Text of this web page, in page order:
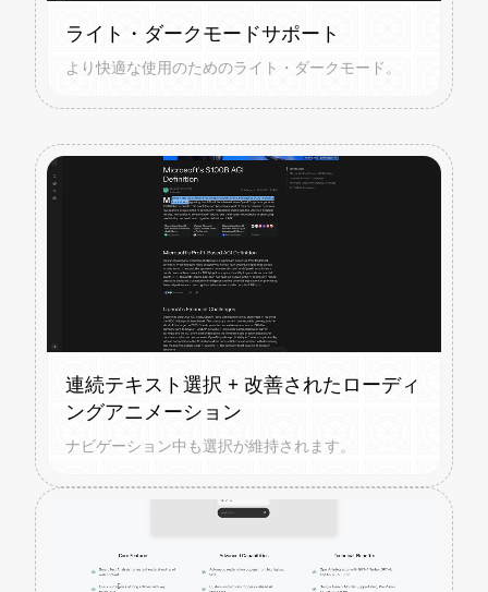
ライト・ダークモードサポート
より快適な使用のためのライト・ダークモード。
連続テキスト選択 + 改善されたローディ
ングアニメーション
ナビゲーション中も選択が維持されます。